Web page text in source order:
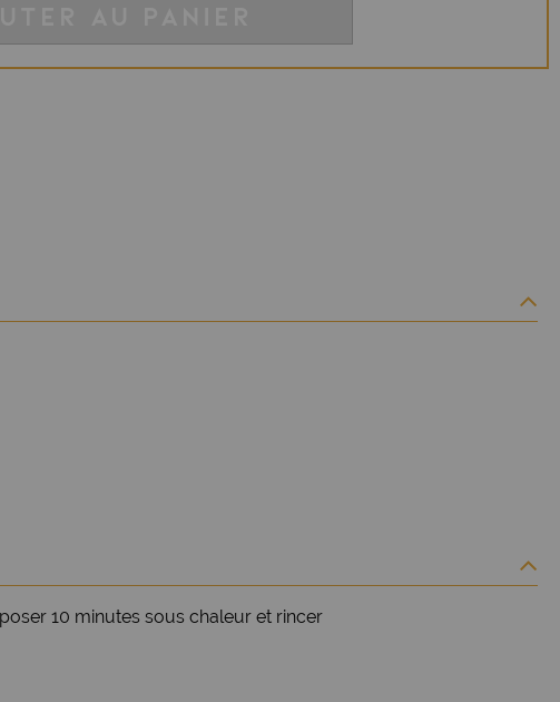
10 minutes sous chaleur et rincer